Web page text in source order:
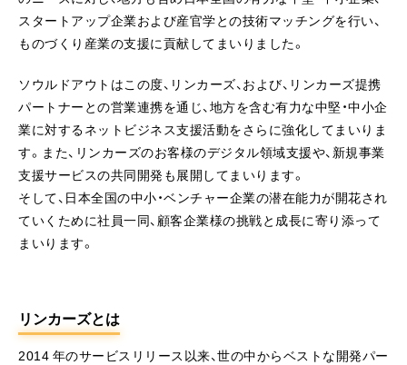
スタートアップ企業および産官学との技術マッチングを行い、
ものづくり産業の支援に貢献してまいりました。
ソウルドアウトはこの度、リンカーズ、および、リンカーズ提携
パートナーとの営業連携を通じ、地方を含む有力な中堅・中小企
業に対するネットビジネス支援活動をさらに強化してまいりま
す。また、リンカーズのお客様のデジタル領域支援や、新規事業
支援サービスの共同開発も展開してまいります。
そして、日本全国の中小・ベンチャー企業の潜在能力が開花され
ていくために社員一同、顧客企業様の挑戦と成長に寄り添って
まいります。
リンカーズとは
2014 年のサービスリリース以来、世の中からベストな開発パー